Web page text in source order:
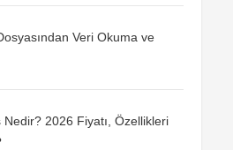
Veri Okuma ve
2026 Fiyatı, Özellikleri